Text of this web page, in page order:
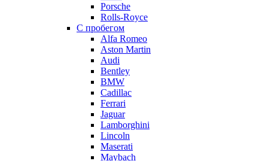
Porsche
Rolls-Royce
С пробегом
Alfa Romeo
Aston Martin
Audi
Bentley
BMW
Cadillac
Ferrari
Jaguar
Lamborghini
Lincoln
Maserati
Maybach